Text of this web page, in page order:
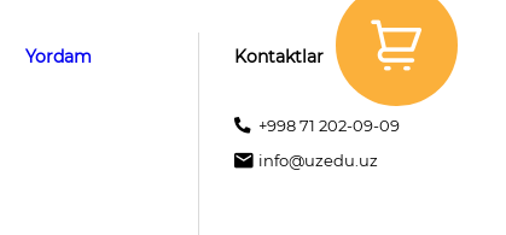
Yordam Kontaktlar
+998 71 202-09-09
info@uzedu.uz